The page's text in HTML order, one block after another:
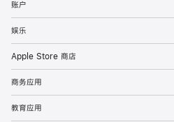
账户
娱乐
Apple Store 商店
商务应用
教育应用